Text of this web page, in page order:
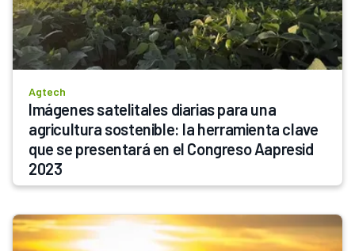
Agtech
Imágenes satelitales diarias para una
agricultura sostenible: la herramienta clave
que se presentará en el Congreso Aapresid
2023